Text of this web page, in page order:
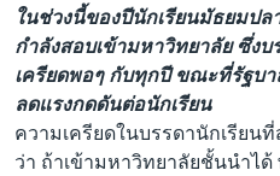
ในช่วงนี้ของปีนักเรียนมัธยมป
กำลังสอบเข้ามหาวิทยาลัย ซึ่งบ
เครียดพอๆ กับทุกปี ขณะที่รัฐบ
ลดแรงกดดันต่อนักเรียน
ความเครียดในบรรดานักเรียน
ว่า ถ้าเข้ามหาวิทยาลัยชั้นนำได้